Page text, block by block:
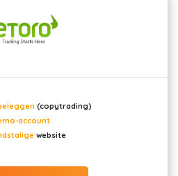
(copytrading)
account
website